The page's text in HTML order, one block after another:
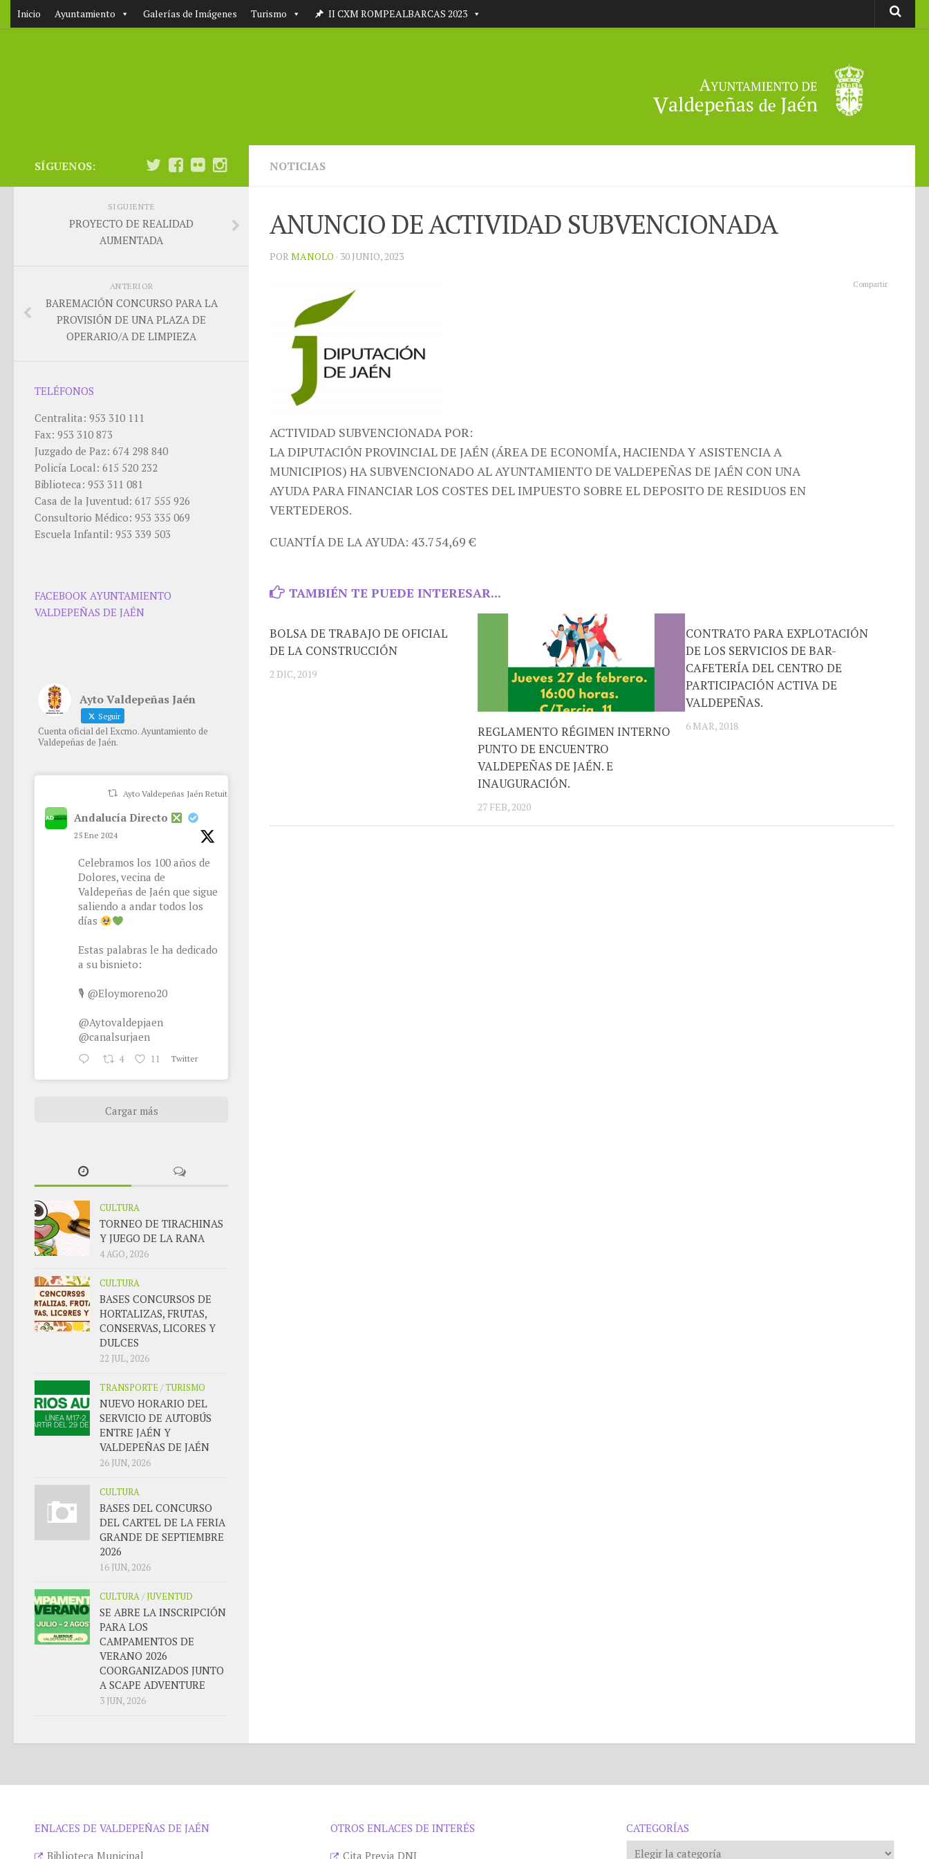
Inicio Ayuntamiento Galerías de Imágenes Turismo II CXM ROMPEALBARCAS 2023
NOTICIAS
ANUNCIO DE ACTIVIDAD SUBVENCIONADA
POR MANOLO · 30 JUNIO, 2023
ACTIVIDAD SUBVENCIONADA POR:
LA DIPUTACIÓN PROVINCIAL DE JAÉN (ÁREA DE ECONOMÍA, HACIENDA Y ASISTENCIA A
MUNICIPIOS) HA SUBVENCIONADO AL AYUNTAMIENTO DE VALDEPEÑAS DE JAÉN CON UNA
AYUDA PARA FINANCIAR LOS COSTES DEL IMPUESTO SOBRE EL DEPOSITO DE RESIDUOS EN
VERTEDEROS.
CUANTÍA DE LA AYUDA: 43.754,69 €
Compartir
TAMBIÉN TE PUEDE INTERESAR...
BOLSA DE TRABAJO DE OFICIAL
DE LA CONSTRUCCIÓN
2 DIC, 2019
REGLAMENTO RÉGIMEN INTERNO
PUNTO DE ENCUENTRO
VALDEPEÑAS DE JAÉN. E
INAUGURACIÓN.
27 FEB, 2020
CONTRATO PARA EXPLOTACIÓN
DE LOS SERVICIOS DE BAR-
CAFETERÍA DEL CENTRO DE
PARTICIPACIÓN ACTIVA DE
VALDEPEÑAS.
6 MAR, 2018
SÍGUENOS:
SIGUIENTE
PROYECTO DE REALIDAD
AUMENTADA
ANTERIOR
BAREMACIÓN CONCURSO PARA LA
PROVISIÓN DE UNA PLAZA DE
OPERARIO/A DE LIMPIEZA
TELÉFONOS
Centralita: 953 310 111
Fax: 953 310 873
Juzgado de Paz: 674 298 840
Policía Local: 615 520 232
Biblioteca: 953 311 081
Casa de la Juventud: 617 555 926
Consultorio Médico: 953 335 069
Escuela Infantil: 953 339 503
FACEBOOK AYUNTAMIENTO
VALDEPEÑAS DE JAÉN
Ayto Valdepeñas Jaén
Seguir
Cuenta oficial del Excmo. Ayuntamiento de
Valdepeñas de Jaén.
Ayto Valdepeñas Jaén Retuiteado
Andalucía Directo
25 Ene 2024
Celebramos los 100 años de
Dolores, vecina de
Valdepeñas de Jaén que sigue
saliendo a andar todos los
días
Estas palabras le ha dedicado
a su bisnieto:
🎙 @Eloymoreno20
@Aytovaldepjaen
@canalsurjaen
4 11 Twitter
Cargar más
CULTURA
TORNEO DE TIRACHINAS
Y JUEGO DE LA RANA
4 AGO, 2026
CULTURA
BASES CONCURSOS DE
HORTALIZAS, FRUTAS,
CONSERVAS, LICORES Y
DULCES
22 JUL, 2026
TRANSPORTE/TURISMO
NUEVO HORARIO DEL
SERVICIO DE AUTOBÚS
ENTRE JAÉN Y
VALDEPEÑAS DE JAÉN
26 JUN, 2026
CULTURA
BASES DEL CONCURSO
DEL CARTEL DE LA FERIA
GRANDE DE SEPTIEMBRE
2026
16 JUN, 2026
CULTURA/JUVENTUD
SE ABRE LA INSCRIPCIÓN
PARA LOS
CAMPAMENTOS DE
VERANO 2026
COORGANIZADOS JUNTO
A SCAPE ADVENTURE
3 JUN, 2026
ENLACES DE VALDEPEÑAS DE JAÉN
Biblioteca Municipal
OTROS ENLACES DE INTERÉS
Cita Previa DNI
CATEGORÍAS
Categorías